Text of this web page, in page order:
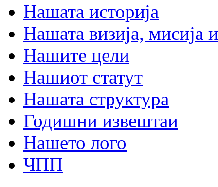
Нашата историја
Нашата визија, мисија и
Нашите цели
Нашиот статут
Нашата структура
Годишни извештаи
Нашето лого
ЧПП